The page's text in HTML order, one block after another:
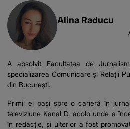
Alina Raducu
A absolvit Facultatea de
specializarea Comunicare și Relații
din București.
Primii ei pași spre o carieră în
televiziune Kanal D, acolo unde a
în redacție, și ulterior a fost